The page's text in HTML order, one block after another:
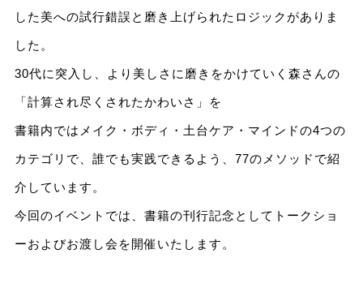
した美への試行錯誤と磨き上げられたロジックがありま
した。
30代に突入し、より美しさに磨きをかけていく森さんの
「計算され尽くされたかわいさ」を
書籍内ではメイク・ボディ・土台ケア・マインドの4つの
カテゴリで、誰でも実践できるよう、77のメソッドで紹
介しています。
今回のイベントでは、書籍の刊行記念としてトークショ
ーおよびお渡し会を開催いたします。